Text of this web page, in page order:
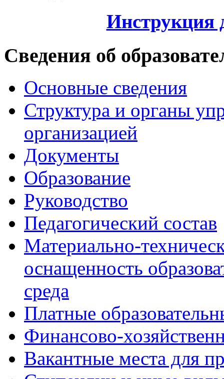
Инструкция
Сведения об
Основные сведения
Структура и органы
организацией
Документы
Образование
Руководство
Педагогический состав
Материально-
оснащенность
среда
Платные
Финансово-
Вакантные места для